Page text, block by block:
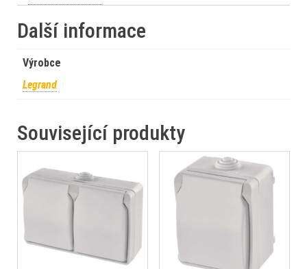
Další informace
Výrobce
Legrand
Související produkty